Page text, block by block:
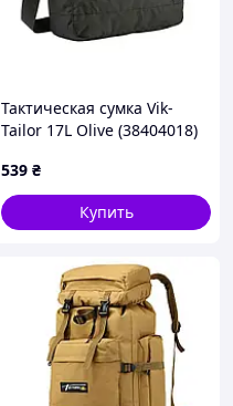
Тактическая сумка Vik-
Tailor 17L Olive (38404018)
539 ₴
Купить